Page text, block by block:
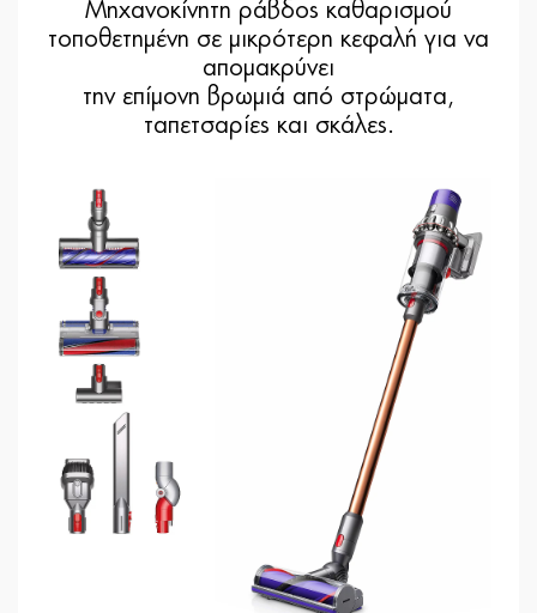
Μηχανοκίνητη ράβδος καθαρισμού
τοποθετημένη σε μικρότερη κεφαλή για να
απομακρύνει
την επίμονη βρωμιά από στρώματα,
ταπετσαρίες και σκάλες.